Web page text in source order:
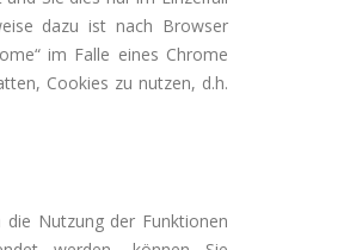
dazu ist nach Browser
im Falle eines Chrome
Cookies zu nutzen, d.h.
Nutzung der Funktionen